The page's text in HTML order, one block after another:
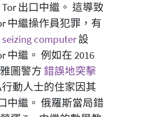
出口中繼。 這導致
中繼操作員犯罪，有
seizing computer設
中繼。 例如在 2016
圖警方錯誤地突擊
動人士的住家因其
中繼。 俄羅斯當局錯